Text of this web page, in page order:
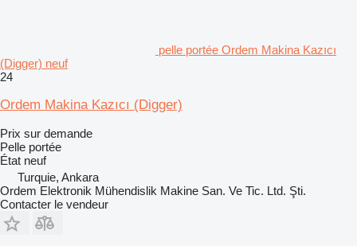
pelle portée Ordem Makina Kazıcı
(Digger) neuf
24
Ordem Makina Kazıcı (Digger)
Prix sur demande
Pelle portée
État neuf
Turquie, Ankara
Ordem Elektronik Mühendislik Makine San. Ve Tic. Ltd. Şti.
Contacter le vendeur